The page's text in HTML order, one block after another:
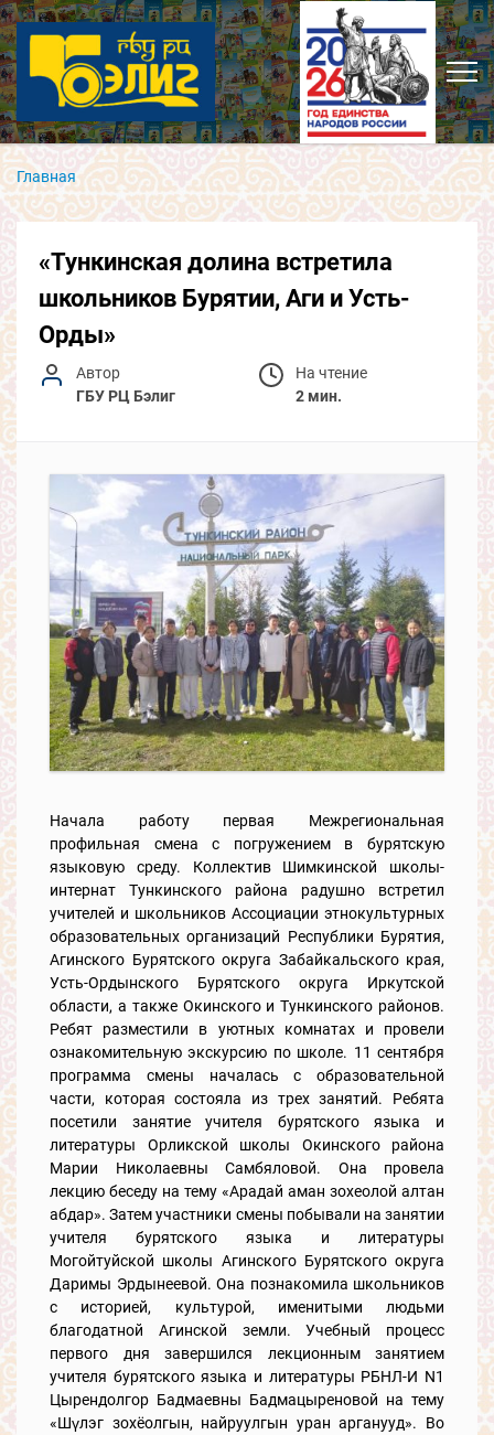
Главная
«Тункинская долина встретила
школьников Бурятии, Аги и Усть-
Орды»
Автор
ГБУ РЦ Бэлиг
На чтение
2 мин.
Начала работу первая Межрегиональная
профильная смена с погружением в бурятскую
языковую среду. Коллектив Шимкинской школы-
интернат Тункинского района радушно встретил
учителей и школьников Ассоциации этнокультурных
образовательных организаций Республики Бурятия,
Агинского Бурятского округа Забайкальского края,
Усть-Ордынского Бурятского округа Иркутской
области, а также Окинского и Тункинского районов.
Ребят разместили в уютных комнатах и провели
ознакомительную экскурсию по школе. 11 сентября
программа смены началась с образовательной
части, которая состояла из трех занятий. Ребята
посетили занятие учителя бурятского языка и
литературы Орликской школы Окинского района
Марии Николаевны Самбяловой. Она провела
лекцию беседу на тему «Арадай аман зохеолой алтан
абдар». Затем участники смены побывали на занятии
учителя бурятского языка и литературы
Могойтуйской школы Агинского Бурятского округа
Даримы Эрдынеевой. Она познакомила школьников
с историей, культурой, именитыми людьми
благодатной Агинской земли. Учебный процесс
первого дня завершился лекционным занятием
учителя бурятского языка и литературы РБНЛ-И N1
Цырендолгор Бадмаевны Бадмацыреновой на тему
«Шүлэг зохёолгын, найруулгын уран арганууд». Во